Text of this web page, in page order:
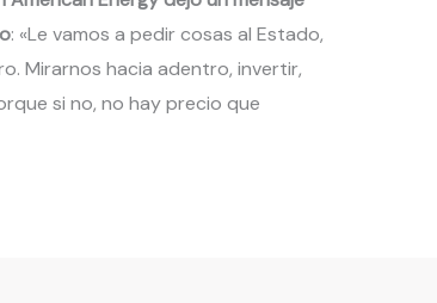
: «Le vamos a pedir cosas al Estado,
Mirarnos hacia adentro, invertir,
si no, no hay precio que